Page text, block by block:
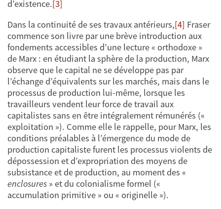
d’existence.[3]
Dans la continuité de ses travaux antérieurs,[4] Fraser
commence son livre par une brève introduction aux
fondements accessibles d’une lecture « orthodoxe »
de Marx : en étudiant la sphère de la production, Marx
observe que le capital ne se développe pas par
l’échange d’équivalents sur les marchés, mais dans le
processus de production lui-même, lorsque les
travailleurs vendent leur force de travail aux
capitalistes sans en être intégralement rémunérés («
exploitation »). Comme elle le rappelle, pour Marx, les
conditions préalables à l’émergence du mode de
production capitaliste furent les processus violents de
dépossession et d’expropriation des moyens de
subsistance et de production, au moment des «
enclosures » et du colonialisme formel («
accumulation primitive » ou « originelle »).